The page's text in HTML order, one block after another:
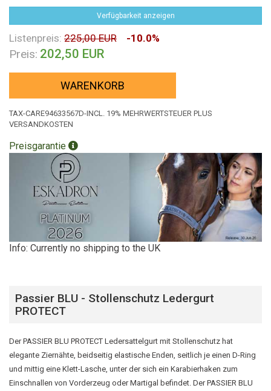
Verfügbarkeit anzeigen
Listenpreis: 225,00 EUR -10.0%
Preis: 202,50 EUR
WARENKORB
TAX-CARE94633567D-INCL. 19% MEHRWERTSTEUER PLUS
VERSANDKOSTEN
Preisgarantie
Info: Currently no shipping to the UK
Passier BLU - Stollenschutz Ledergurt
PROTECT
Der PASSIER BLU PROTECT Ledersattelgurt mit Stollenschutz hat
elegante Ziernähte, beidseitig elastische Enden, seitlich je einen D-Ring
und mittig eine Klett-Lasche, unter der sich ein Karabierhaken zum
Einschnallen von Vorderzeug oder Martigal befindet. Der PASSIER BLU